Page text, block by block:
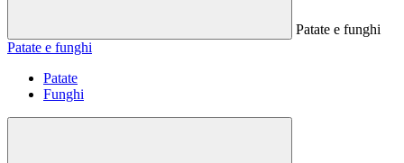
Patate e funghi
Patate e funghi
Patate
Funghi